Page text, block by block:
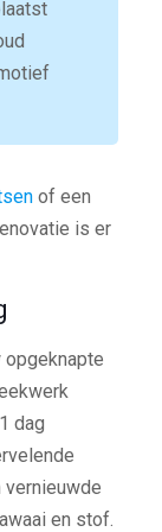
of een
is er
dag
vernieuwde
en stof.